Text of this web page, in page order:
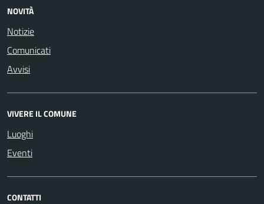
NOVITÀ
Notizie
Comunicati
Avvisi
VIVERE IL COMUNE
Luoghi
Eventi
CONTATTI